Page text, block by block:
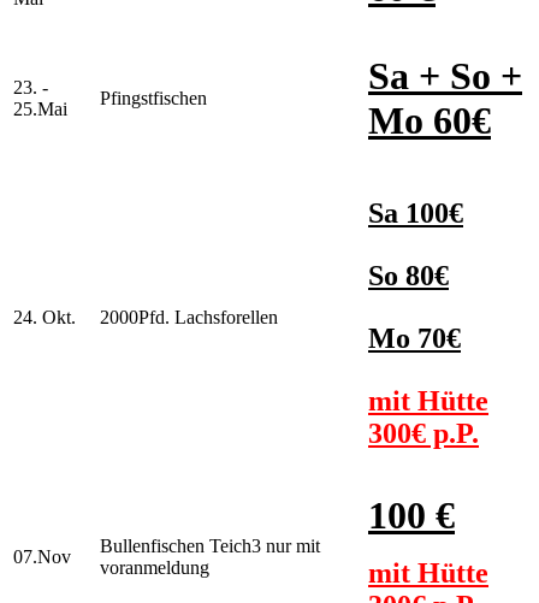
23. -
25.Mai
Pfingstfischen
Sa + So +
Mo 60€
24. Okt. 2000Pfd. Lachsforellen
Sa 100€
So 80€
Mo 70€
mit Hütte
300€ p.P.
07.Nov
Bullenfischen Teich3 nur mit
voranmeldung
100 €
mit Hütte